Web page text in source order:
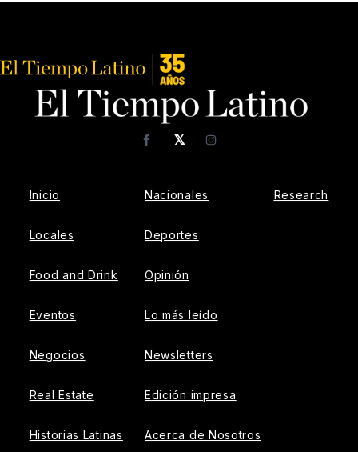
𝕏
FacebookInstagram
Inicio
Locales
Food and Drink
Eventos
Negocios
Real Estate
Historias Latinas
Nacionales
Deportes
Opinión
Lo más leído
Newsletters
Edición impresa
Acerca de Nosotros
Research